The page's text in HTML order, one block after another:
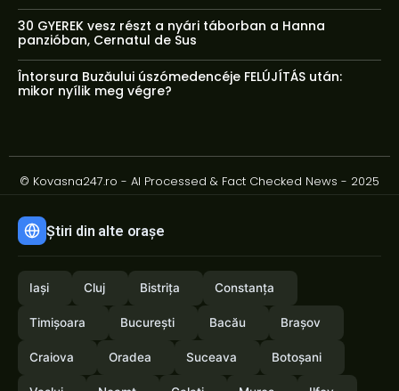
30 GYEREK vesz részt a nyári táborban a Hanna
panzióban, Cernatul de Sus
Întorsura Buzăului úszómedencéje FELÚJÍTÁS után:
mikor nyílik meg végre?
© Kovasna247.ro - AI Processed & Fact Checked News - 2025
Știri din alte orașe
Iași Cluj Bistrița Constanța
Timișoara București Bacău Brașov
Craiova Oradea Suceava Botoșani